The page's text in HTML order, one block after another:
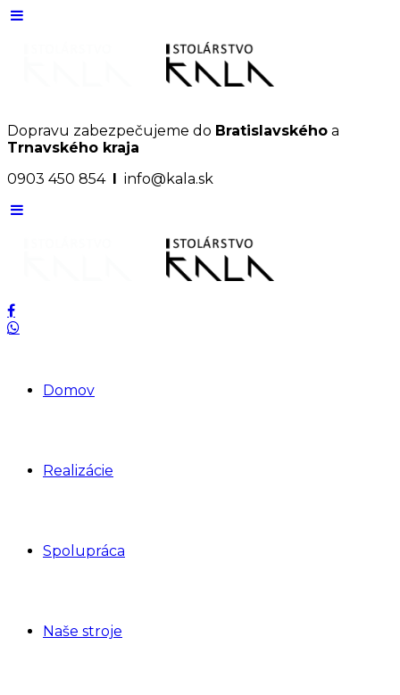
Dopravu zabezpečujeme do Bratislavského a
Trnavského kraja
0903 450 854 I info@kala.sk
Domov
Realizácie
Spolupráca
Naše stroje